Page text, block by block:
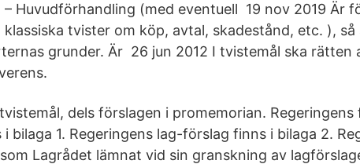
Huvudförhandling (med eventuell 19 nov 2019 Är
klassiska tvister om köp, avtal, skadestånd, etc. ),
grunder. Är 26 jun 2012 I tvistemål ska rätten
dels förslagen i promemorian. Regeringens
bilaga 1. Regeringens lag-förslag finns i bilaga 2.
Lagrådet lämnat vid sin granskning av